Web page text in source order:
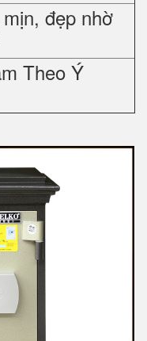
đẹp nhờ
Theo Ý